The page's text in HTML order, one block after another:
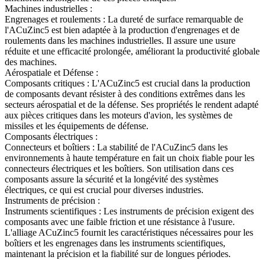
Machines industrielles :
Engrenages et roulements : La dureté de surface remarquable de
l'ACuZinc5 est bien adaptée à la production d'engrenages et de
roulements dans les machines industrielles. Il assure une usure
réduite et une efficacité prolongée, améliorant la productivité globale
des machines.
Aérospatiale et Défense :
Composants critiques : L'ACuZinc5 est crucial dans la production
de composants devant résister à des conditions extrêmes dans les
secteurs aérospatial et de la défense. Ses propriétés le rendent adapté
aux pièces critiques dans les moteurs d'avion, les systèmes de
missiles et les équipements de défense.
Composants électriques :
Connecteurs et boîtiers : La stabilité de l'ACuZinc5 dans les
environnements à haute température en fait un choix fiable pour les
connecteurs électriques et les boîtiers. Son utilisation dans ces
composants assure la sécurité et la longévité des systèmes
électriques, ce qui est crucial pour diverses industries.
Instruments de précision :
Instruments scientifiques : Les instruments de précision exigent des
composants avec une faible friction et une résistance à l'usure.
L'alliage ACuZinc5 fournit les caractéristiques nécessaires pour les
boîtiers et les engrenages dans les instruments scientifiques,
maintenant la précision et la fiabilité sur de longues périodes.